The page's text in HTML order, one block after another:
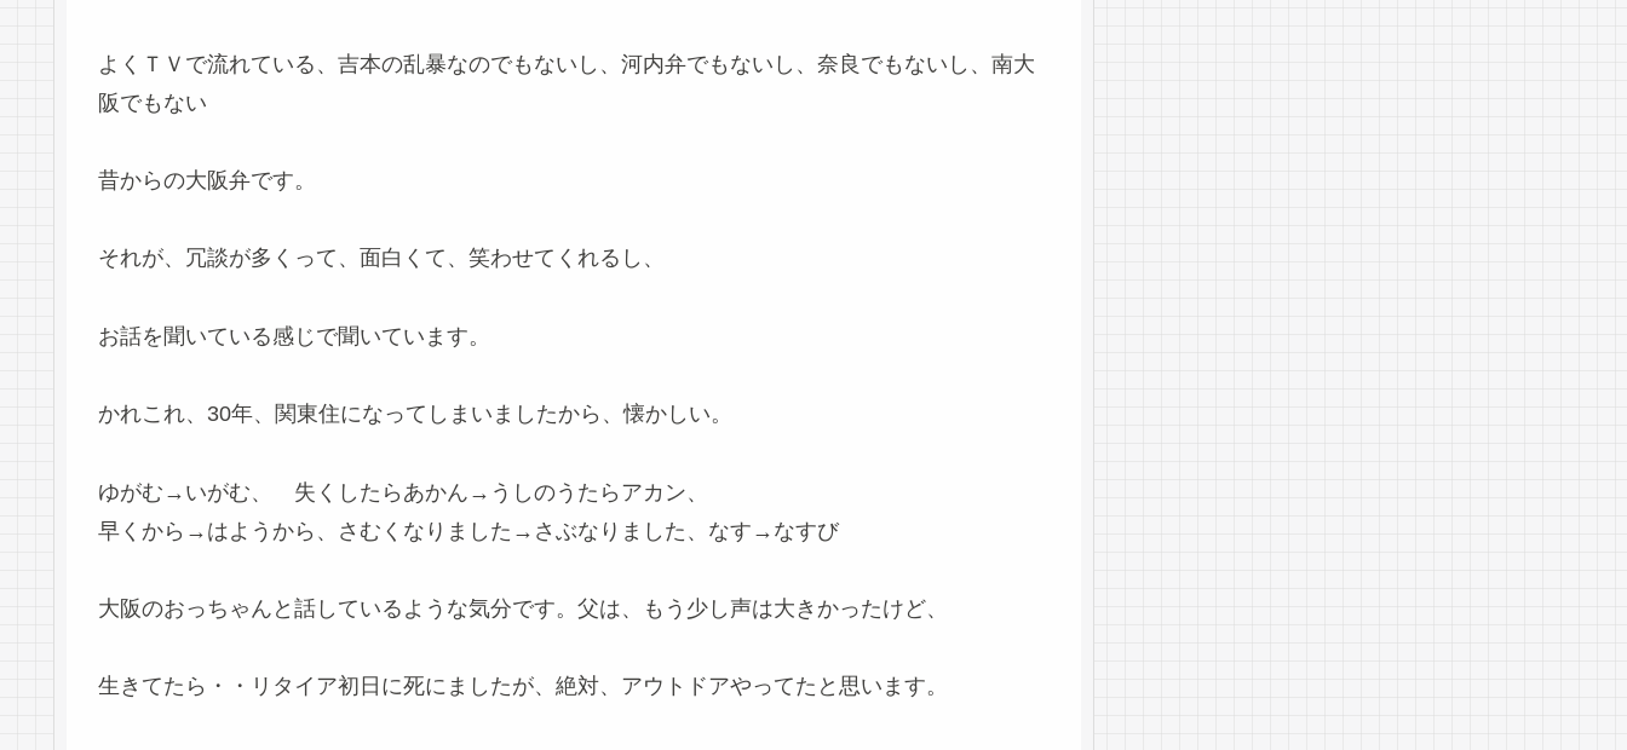
よくＴＶで流れている、吉本の乱暴なのでもないし、河内弁でもないし、奈良でもないし、南大
阪でもない
昔からの大阪弁です。
それが、冗談が多くって、面白くて、笑わせてくれるし、
お話を聞いている感じで聞いています。
かれこれ、30年、関東住になってしまいましたから、懐かしい。
ゆがむ→いがむ、 失くしたらあかん→うしのうたらアカン、
早くから→はようから、さむくなりました→さぶなりました、なす→なすび
大阪のおっちゃんと話しているような気分です。父は、もう少し声は大きかったけど、
生きてたら・・リタイア初日に死にましたが、絶対、アウトドアやってたと思います。